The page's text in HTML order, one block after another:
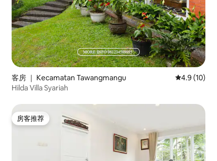
客房 ｜ Kecamatan Tawangmangu 平均评分
4.9 (10)
Hilda Villa Syariah
房客推荐
房客推荐